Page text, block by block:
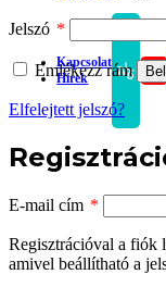
Kapcsolat
Hírek
Jelszó *
Emlékezz rám
Elfelejtett jelszó?
E-mail cím *
Regisztrációval a fiók
amivel beállítható a